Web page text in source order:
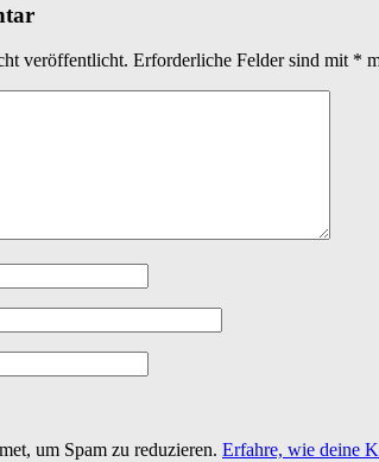
veröffentlicht. Erforderliche Felder sind mit *
um Spam zu reduzieren. Erfahre, wie deine